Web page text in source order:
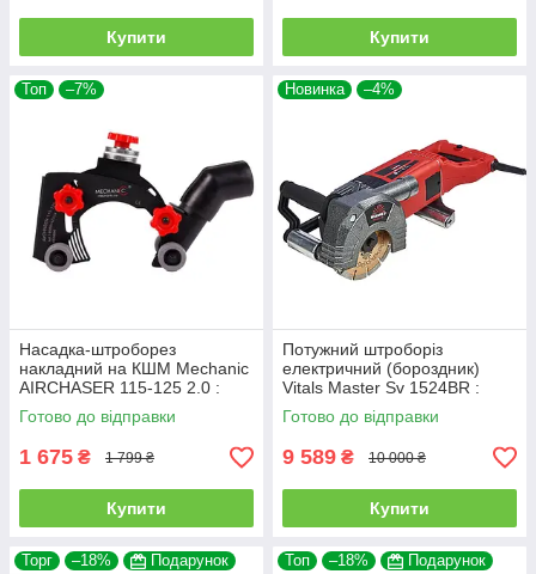
Купити Купити
Топ –7%
Насадка-штроборез
накладний на КШМ Mechanic
AIRCHASER 115-125 2.0 :
діаметр кола 125 мм
Готово до відправки
1 675 ₴ 1 799 ₴
Купити
Новинка –4%
Потужний штроборіз
електричний (бороздник)
Vitals Master Sv 1524BR :
2400 Вт, диск 150 мм
(158694)
Готово до відправки
9 589 ₴ 10 000 ₴
Купити
Торг –18% Подарунок Топ –18% Подарунок